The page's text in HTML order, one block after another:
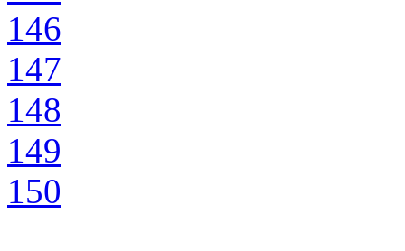
146
147
148
149
150